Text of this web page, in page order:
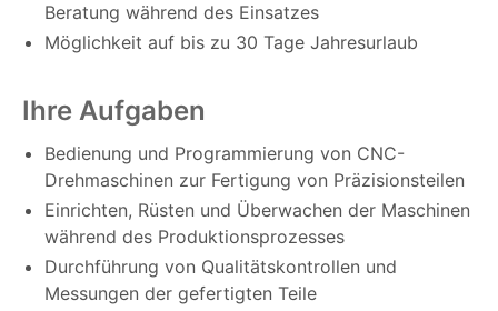
Beratung während des Einsatzes
Möglichkeit auf bis zu 30 Tage Jahresurlaub
Ihre Aufgaben
Bedienung und Programmierung von CNC-
Drehmaschinen zur Fertigung von Präzisionsteilen
Einrichten, Rüsten und Überwachen der Maschinen
während des Produktionsprozesses
Durchführung von Qualitätskontrollen und
Messungen der gefertigten Teile